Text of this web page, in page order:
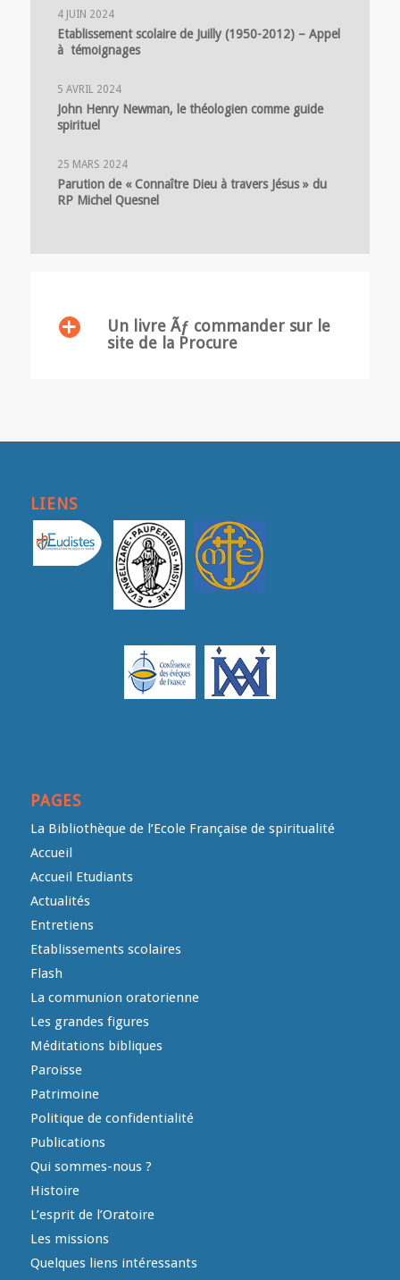
4 JUIN 2024
Etablissement scolaire de Juilly (1950-2012) – Appel
à témoignages
5 AVRIL 2024
John Henry Newman, le théologien comme guide
spirituel
25 MARS 2024
Parution de « Connaître Dieu à travers Jésus » du
RP Michel Quesnel
Un livre Ãƒ commander sur le
site de la Procure
LIENS
PAGES
La Bibliothèque de l’Ecole Française de spiritualité
Accueil
Accueil Etudiants
Actualités
Entretiens
Etablissements scolaires
Flash
La communion oratorienne
Les grandes figures
Méditations bibliques
Paroisse
Patrimoine
Politique de confidentialité
Publications
Qui sommes-nous ?
Histoire
L’esprit de l’Oratoire
Les missions
Quelques liens intéressants